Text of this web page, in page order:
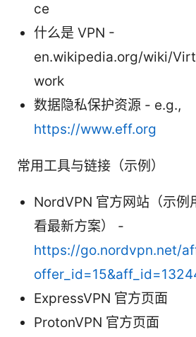
ce
什么是 VPN -
en.wikipedia.org/wiki/
work
数据隐私保护资源 - e.g.,
https://www.eff.org
常用工具与链接（示例）
NordVPN 官方网站（示例
看最新方案） -
https://go.nordvpn.net/
ExpressVPN 官方页面
ProtonVPN 官方页面